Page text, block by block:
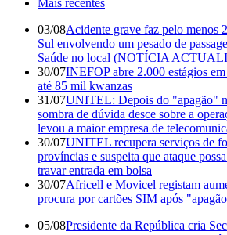
Mais recentes
03/08Acidente grave faz pelo menos
Sul envolvendo um pesado de
Saúde no local (NOTÍCIA
30/07INEFOP abre 2.000 estágios
até 85 mil kwanzas
31/07UNITEL: Depois do "apagão"
sombra de dúvida desce sobre a
levou a maior empresa de
30/07UNITEL recupera serviços de
províncias e suspeita que ataque
travar entrada em bolsa
30/07Africell e Movicel registam
procura por cartões SIM após
05/08Presidente da República cria